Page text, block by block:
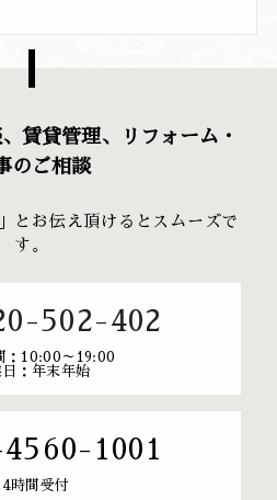
賃貸管理、リフォーム・
のご相談
とお伝え頂けるとスムーズで
す。
502-402
：10:00～19:00
：年末年始
1001
時間受付